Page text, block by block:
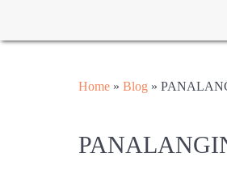
Home » Blog »